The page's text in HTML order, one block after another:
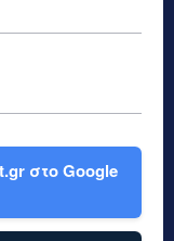
στο Google